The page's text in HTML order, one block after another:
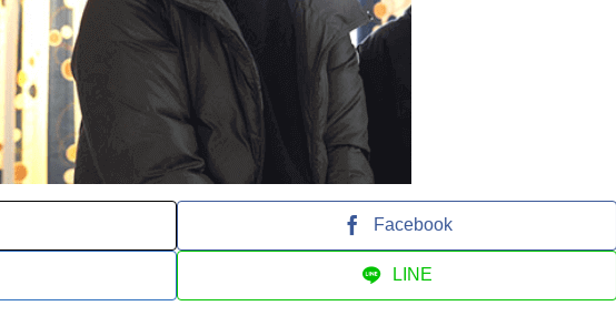
Facebook
LINE